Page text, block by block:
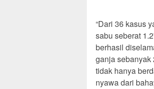
“Dari 36 kasus
sabu seberat
berhasil
ganja sebanyak
tidak hanya
nyawa dari